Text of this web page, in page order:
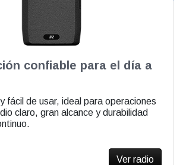
confiable para el día a
fácil de usar, ideal para operaciones
claro, gran alcance y durabilidad
Ver radio